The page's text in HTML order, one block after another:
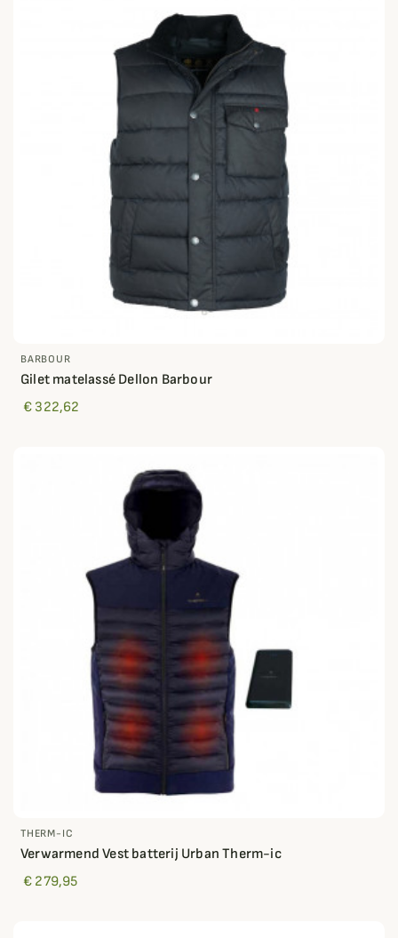
BARBOUR
Gilet matelassé Dellon Barbour
€ 322,62
THERM-IC
Verwarmend Vest batterij Urban Therm-ic
€ 279,95